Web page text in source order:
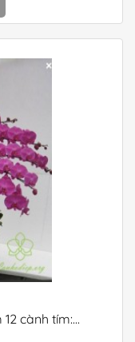
cành tím:...